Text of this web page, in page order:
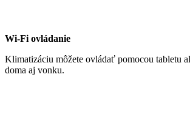
Wi-Fi ovládanie
Klimatizáciu môžete ovládať pomocou tabletu
doma aj vonku.